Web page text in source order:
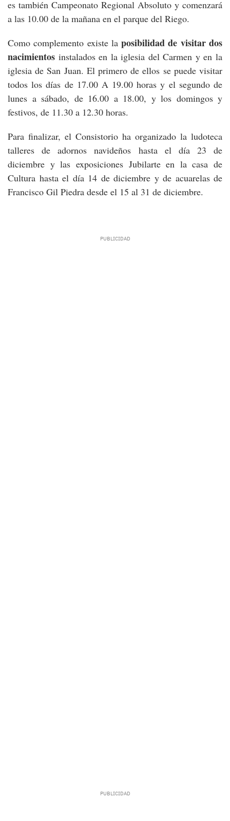
es también Campeonato Regional Absoluto y comenzará
a las 10.00 de la mañana en el parque del Riego.
Como complemento existe laposibilidad de visitar dos
nacimientos instalados en la iglesia del Carmen y en la
iglesia de San Juan. El primero de ellos se puede visitar
todos los días de 17.00 A 19.00 horas y el segundo de
lunes a sábado, de 16.00 a 18.00, y los domingos y
festivos, de 11.30 a 12.30 horas.
Para finalizar, el Consistorio ha organizado la ludoteca
talleres de adornos navideños hasta el día 23 de
diciembre y las exposiciones Jubilarte en la casa de
Cultura hasta el día 14 de diciembre y de acuarelas de
Francisco Gil Piedra desde el 15 al 31 de diciembre.